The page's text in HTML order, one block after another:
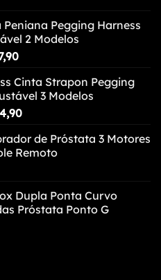
Pegging Harness
2 Modelos
Faixa
preço:
R$123,90
através
Cinta Strapon Pegging
3 Modelos
Faixa
preço:
R$166,90
de Próstata 3 Motores
Remoto
Dupla Ponta Curvo
Próstata Ponto G